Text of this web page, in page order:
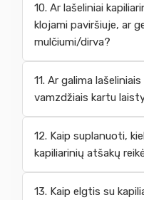
10. Ar lašeliniai
klojami paviršiuje, ar
mulčiumi/dirva?
11. Ar galima
vamzdžiais kartu
12. Kaip suplanuoti,
kapiliarinių atšakų
13. Kaip elgtis su